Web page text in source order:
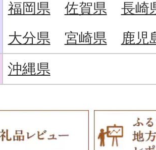
福岡県 佐賀県
長崎
大分県
宮崎県
鹿児
沖縄県